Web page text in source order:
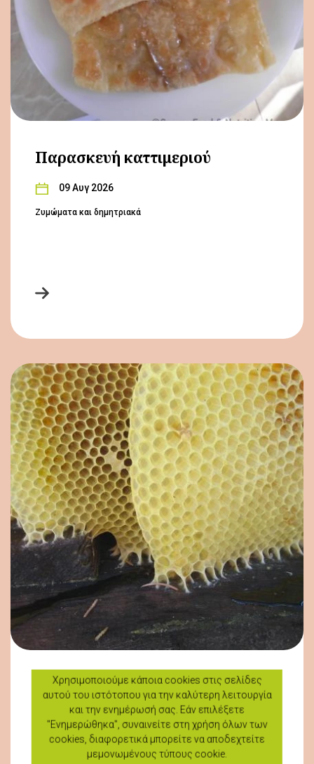
Παρασκευή καττιμεριού
09 Αυγ 2026
Ζυμώματα και δημητριακά
Κέρινες δημιουργίες
09 Αυγ 2026
Γλυκά, μέλι, χαρουπόμελο, έψημα και προϊόντα σταφυλιού
Χρησιμοποιούμε κάποια cookies στις σελίδες
αυτού του ιστότοπου για την καλύτερη λειτουργία
και την ενημέρωσή σας. Εάν επιλέξετε
"Ενημερώθηκα", συναινείτε στη χρήση όλων των
cookies, διαφορετικά μπορείτε να αποδεχτείτε
μεμονωμένους τύπους cookie.